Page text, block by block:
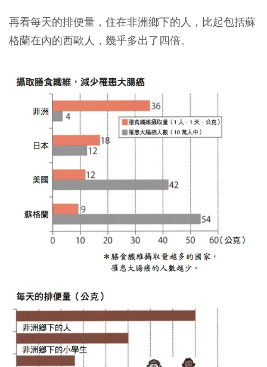
再看每天的排便量，住在非洲鄉下的人，比起包括蘇
格蘭在內的西歐人，幾乎多出了四倍。